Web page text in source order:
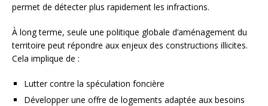
permet de détecter plus rapidement les infractions.
À long terme, seule une politique globale d’aménagement du
territoire peut répondre aux enjeux des constructions illicites.
Cela implique de :
Lutter contre la spéculation foncière
Développer une offre de logements adaptée aux besoins